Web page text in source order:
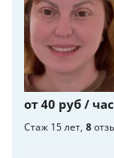
от 40 руб / час
Стаж 15 лет 8